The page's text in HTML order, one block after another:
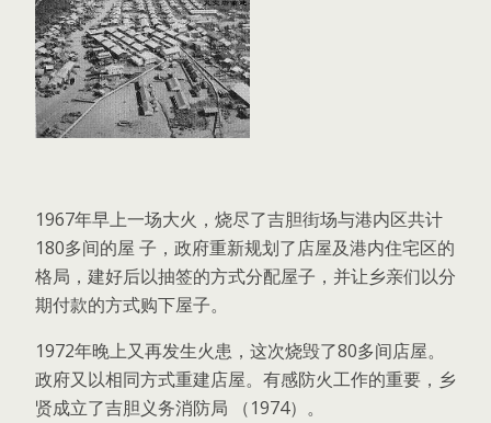
1967年早上一场大火，烧尽了吉胆街场与港内区共计
180多间的屋 子，政府重新规划了店屋及港内住宅区的
格局，建好后以抽签的方式分配屋子，并让乡亲们以分
期付款的方式购下屋子。
1972年晚上又再发生火患，这次烧毁了80多间店屋。
政府又以相同方式重建店屋。有感防火工作的重要，乡
贤成立了吉胆义务消防局 （1974）。